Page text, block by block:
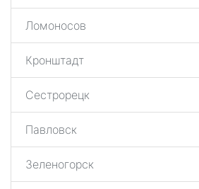
Ломоносов
Кронштадт
Сестрорецк
Павловск
Зеленогорск